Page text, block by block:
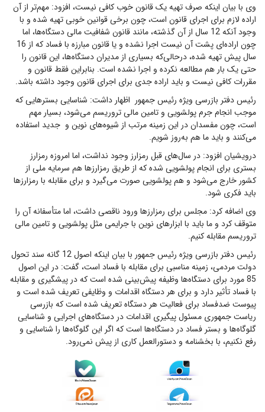
وی با بیان اینکه صرف تهیه یک قانون خوب کافی نیست، افزود: مهم‌تر از آن
اراده لازم برای اجرای قانون است، چون برخی قوانین خوبی تهیه شده و با
وجود آنکه 12 سال از آن گذشته، مانند قانون شفافیت مالی دستگاه‌ها، اما
چون اراده‌ای پشت آن نیست اجرا نشده و یا قانون مبارزه با فساد که از 16
سال پیش تهیه شده، درحالی‌که بسیاری از مدیران دستگاه‌ها، این قانون را‌‌‌‌‌‌‌‌‌‌‌‌‌‌‌‌‌‌‌‌‌‌‌‌‌‌‌‌‌
حتی یک بار هم مطالعه نکرده و اجرا نشده است. بنابراین فقط قانون و
مقررات کافی نیست و باید اراده جدی برای اجرای قانون وجود داشته باشد.
رئیس دفتر بازرسی ویژه رئیس جمهور اظهار داشت: شناسایی بسترهایی که
موجب انجام جرم پولشویی و تامین مالی تروریسم می‌شود، بسیار مهم
است، چون مفسدان در این زمینه مرتب از شیوه‌های نوین و جدید استفاده
می‌کنند و باید ما هم به‌روز شویم.
درویشیان افزود: در سال‌های قبل رمزارز وجود نداشت، اما امروزه رمزارز
بستری برای انجام پولشویی شده که از طریق رمزارزها هم سرمایه ملی از
کشور خارج می‌شود و هم پولشویی صورت می‌گیرد و برای مقابله با رمزارزها
باید فکری شود.
وی اضافه کرد: مجلس برای رمزارزها ورود ناقصی داشت، اما متأسفانه آن را‌‌‌‌‌‌‌‌‌‌‌‌‌‌‌‌‌‌‌‌‌‌‌‌‌‌‌‌‌
متوقف کرد و ما باید با ابزارهای نوین با جرایمی مثل پولشویی و تامین مالی
تروریسم مقابله کنیم.
رئیس دفتر بازرسی ویژه رئیس جمهور با بیان اینکه اصول 12 گانه سند تحول
دولت مردمی، زمینه مناسبی برای مقابله با فساد است، گفت: در این اصول
85 مورد برای دستگاه‌ها وظیفه پیش‌بینی شده است که در پیشگیری و مقابله
با فساد تأثیر دارد و برای هر دستگاه اقدامات و وظایفی تعریف شده است و
پیوست ضدفساد برای فعالیت هر دستگاه تعریف شده است که بازرسی
ریاست جمهوری مسئول پیگیری اقدامات در دستگاه‌های اجرایی و شناسایی
گلوگاه‌ها و بستر فساد در دستگاه‌ها است که اگر این گلوگاه‌ها را‌‌‌‌‌‌‌‌‌‌‌‌‌‌‌‌‌‌‌‌‌‌‌‌‌‌‌‌‌ شناسایی و
رفع نکنیم، با بخشنامه و دستورالعمل کاری از پیش نمی‌رود.